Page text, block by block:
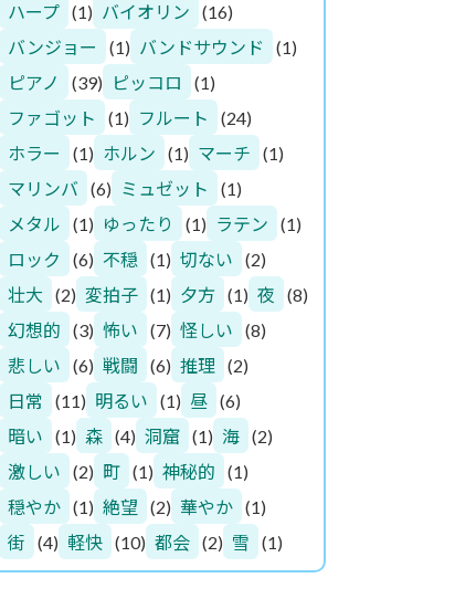
ハープ (1) バイオリン
(16)
バンジョー
(1) バンドサウンド
(1)
ピアノ
(39) ピッコロ
(1)
ファゴット
(1) フルート
(24)
ホラー
(1) ホルン (1) マーチ
(1)
マリンバ
(6) ミュゼット
(1)
メタル
(1) ゆったり (1) ラテン
(1)
ロック
(6) 不穏 (1) 切ない
(2)
壮大
(2) 変拍子 (1) 夕方 (1) 夜
(8)
幻想的
(3) 怖い (7) 怪しい
(8)
悲しい
(6) 戦闘 (6) 推理
(2)
日常
(11) 明るい (1) 昼 (6)
暗い
(1) 森 (4) 洞窟 (1) 海 (2)
激しい
(2) 町 (1) 神秘的
(1)
穏やか (1) 絶望 (2) 華やか (1)
街
(4) 軽快 (10) 都会 (2) 雪 (1)